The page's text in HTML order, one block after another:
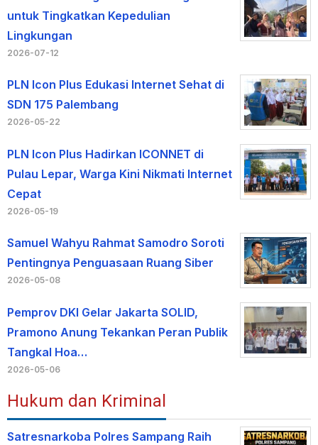
untuk Tingkatkan Kepedulian
Lingkungan
2026-07-12
PLN Icon Plus Edukasi Internet Sehat di
SDN 175 Palembang
2026-05-22
PLN Icon Plus Hadirkan ICONNET di
Pulau Lepar, Warga Kini Nikmati Internet
Cepat
2026-05-19
Samuel Wahyu Rahmat Samodro Soroti
Pentingnya Penguasaan Ruang Siber
2026-05-08
Pemprov DKI Gelar Jakarta SOLID,
Pramono Anung Tekankan Peran Publik
Tangkal Hoa…
2026-05-06
Hukum dan Kriminal
Satresnarkoba Polres Sampang Raih